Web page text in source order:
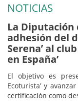
NOTICIAS
La Diputación
adhesión del
Serena’ al
en España’
El objetivo es
Ecoturista’ y
certificación como